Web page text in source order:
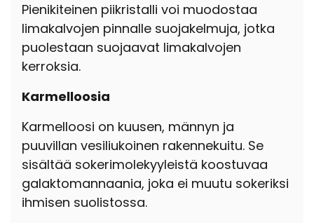
Pienikiteinen piikristalli voi muodostaa
limakalvojen pinnalle suojakelmuja, jotka
puolestaan suojaavat limakalvojen
kerroksia.
Karmelloosia
Karmelloosi on kuusen, männyn ja
puuvillan vesiliukoinen rakennekuitu. Se
sisältää sokerimolekyyleistä koostuvaa
galaktomannaania, joka ei muutu sokeriksi
ihmisen suolistossa.